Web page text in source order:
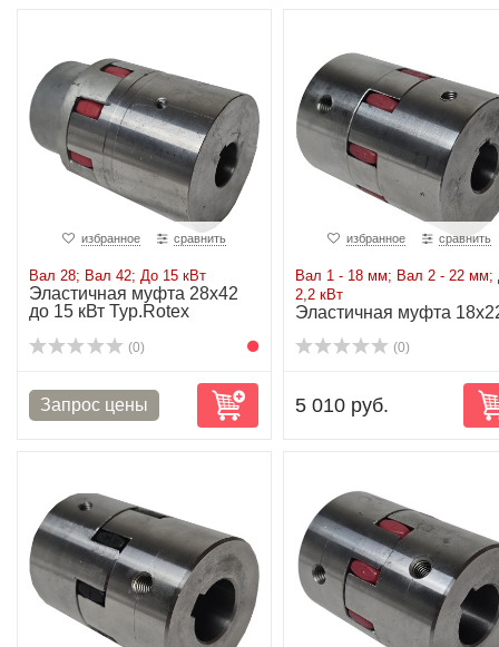
избранное сравнить
Вал 28; Вал 42; До 15 кВт
Эластичная муфта 28х42
до 15 кВт Typ.Rotex
(0)
избранное сравнить
Вал 1 - 18 мм; Вал 2 - 22 мм;
2,2 кВт
Эластичная муфта
(0)
5 010 руб.